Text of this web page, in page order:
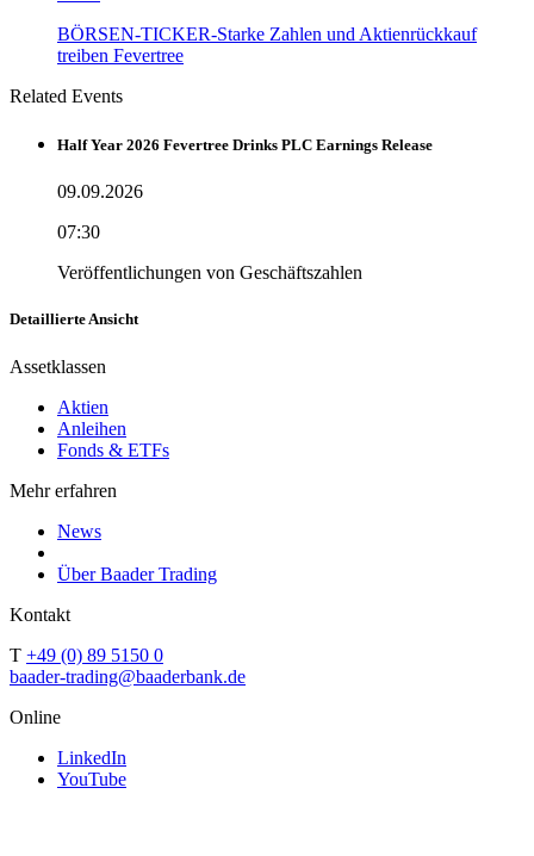
BÖRSEN-TICKER-Starke Zahlen und Aktienrückkauf
treiben Fevertree
Related Events
Half Year 2026 Fevertree Drinks PLC Earnings Release
09.09.2026
07:30
Veröffentlichungen von Geschäftszahlen
Detaillierte Ansicht
Assetklassen
Aktien
Anleihen
Fonds & ETFs
Mehr erfahren
News
Über Baader Trading
Kontakt
T +49 (0) 89 5150 0
baader-trading@baaderbank.de
Online
LinkedIn
YouTube